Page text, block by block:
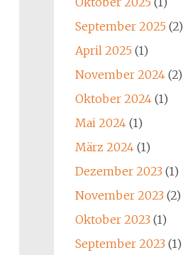
September 2025(2)
April 2025(1)
November 2024(2)
Oktober 2024(1)
Mai 2024(1)
März 2024(1)
Dezember 2023 (1)
November 2023 (2)
Oktober 2023 (1)
September 2023 (1)